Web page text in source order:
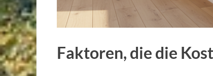
Faktoren, die die